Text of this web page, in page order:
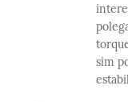
sim